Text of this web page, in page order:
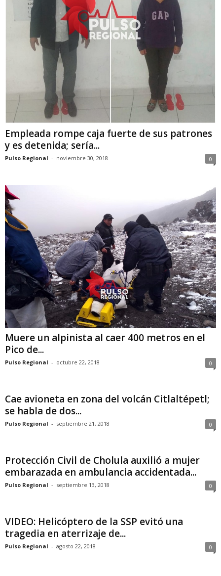
Empleada rompe caja fuerte de sus patrones
y es detenida; sería...
Pulso Regional - noviembre 30, 2018 0
Muere un alpinista al caer 400 metros en el
Pico de...
Pulso Regional - octubre 22, 2018 0
Cae avioneta en zona del volcán Citlaltépetl;
se habla de dos...
Pulso Regional - septiembre 21, 2018 0
Protección Civil de Cholula auxilió a mujer
embarazada en ambulancia accidentada...
Pulso Regional - septiembre 13, 2018 0
VIDEO: Helicóptero de la SSP evitó una
tragedia en aterrizaje de...
Pulso Regional - agosto 22, 2018 0